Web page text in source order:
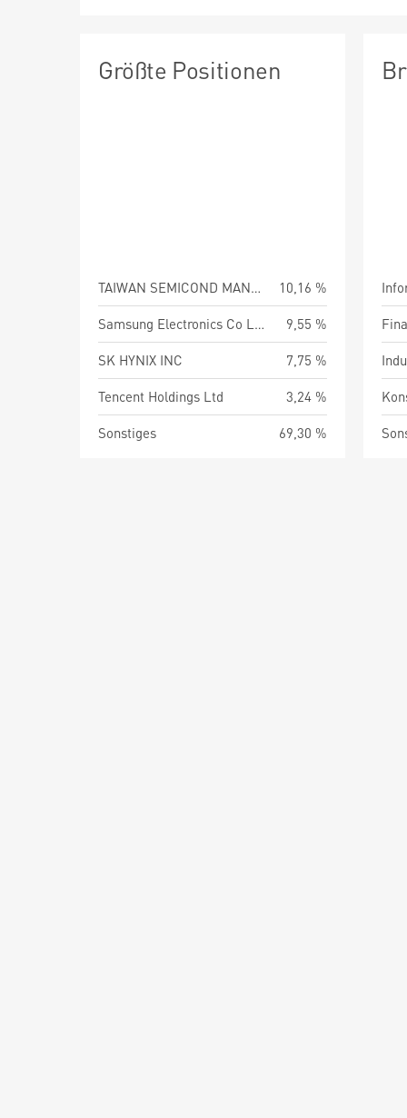
Größte Positionen
TAIWAN SEMICOND MANUFG -TSMC
10,16 %
Samsung Electronics Co Ltd
9,55 %
SK HYNIX INC
7,75 %
Tencent Holdings Ltd
3,24 %
Sonstiges
69,30 %